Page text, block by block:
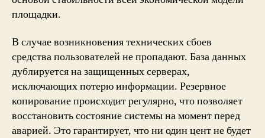
площадки.
В случае возникновения технических сбоев
средства пользователей не пропадают. База данных
дублируется на защищенных серверах,
исключающих потерю информации. Резервное
копирование происходит регулярно, что позволяет
восстановить состояние системы на момент перед
аварией. Это гарантирует, что ни один цент не будет